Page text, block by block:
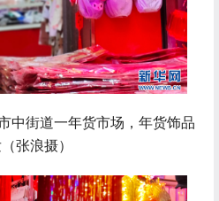
街道一年货市场，年货饰品
张浪摄）